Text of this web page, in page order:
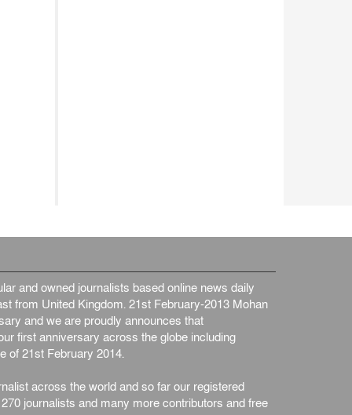
and owned journalists based online news daily
from United Kingdom. 21st February-2013 Mohan
and we are proudly announces that
first anniversary across the globe including
of 21st February 2014.
across the world and so far our registered
journalists and many more contributors and free